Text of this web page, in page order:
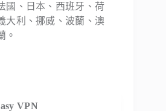
國、日本、西班牙、荷
大利、挪威、波蘭、澳
。
VPN